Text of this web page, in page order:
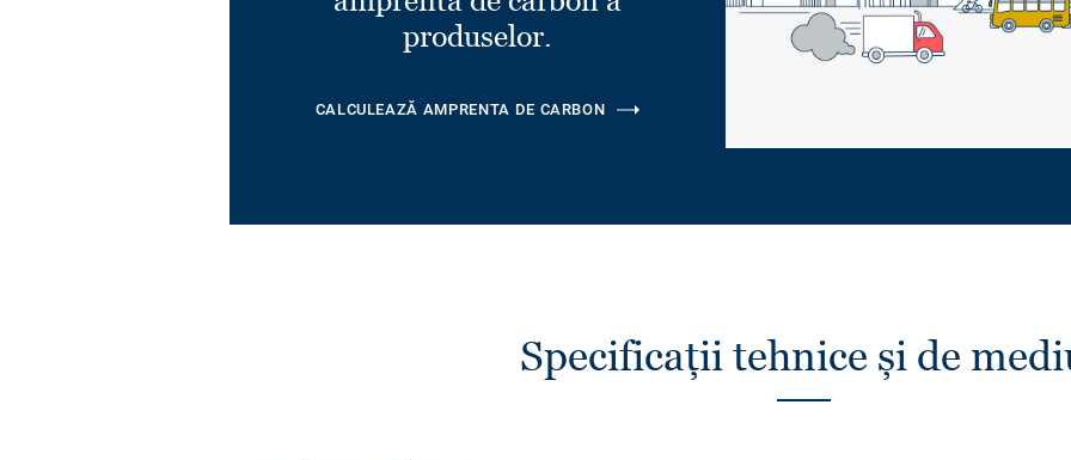
produselor.
CALCULEAZĂ AMPRENTA DE CARBON
Specificații tehnice și de